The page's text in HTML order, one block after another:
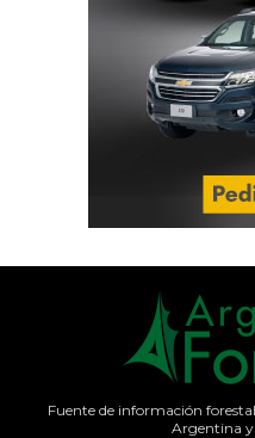
Fuente de información
Argentina